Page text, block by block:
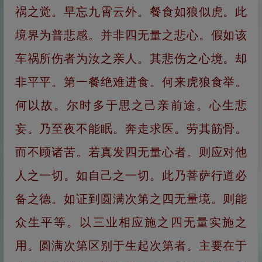
祸之觉。早忘九霄云外。餐食如狼似虎。此
境界为普悲感。并非四无量之悲心。假如该
车祸所伤者为汝之亲人。其悲伤之心境。却
非平平。第一餐绝难进食。何来虎狼食举。
何以故。尔时多于思之己亲前途。心生悲
妄。乃至夜不能眠。奔走求医。劳其筋骨。
而不顾诸苦。若真发四无量心者。则应对他
人之一切。如自己之一切。此乃菩萨行道必
备之德。如证到圆满次第之四无量境。则能
众生平等。以三业相应施之四无量实施之
用。圆满次第区别于生起次第者。主要在于